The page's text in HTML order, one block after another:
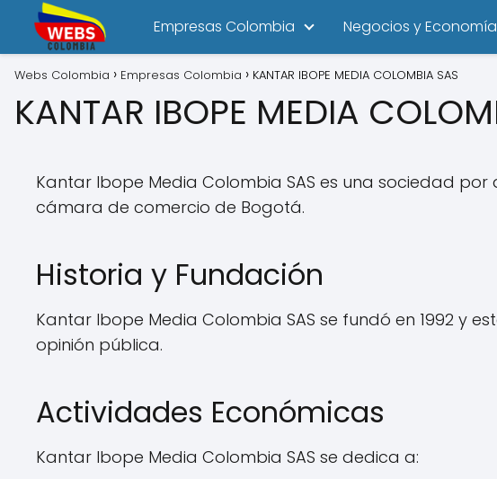
Empresas Colombia Negocios y Economía
Webs Colombia Empresas Colombia KANTAR IBOPE MEDIA COLOMBIA SAS
KANTAR IBOPE MEDIA
Kantar Ibope Media Colombia SAS es una sociedad
cámara de comercio de Bogotá.
Historia y Fundación
Kantar Ibope Media Colombia SAS se fundó en 1992 y
opinión pública.
Actividades Económicas
Kantar Ibope Media Colombia SAS se dedica a: